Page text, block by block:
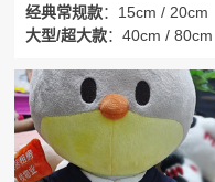
经典常规款：15cm / 20cm
大型/超大款：40cm / 80cm